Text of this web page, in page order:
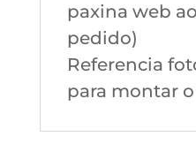
paxina web
pedido)
Referencia
para montar